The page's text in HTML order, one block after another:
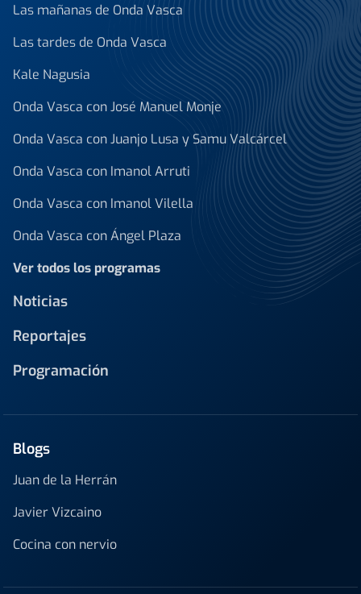
Las mañanas de Onda Vasca
Las tardes de Onda Vasca
Kale Nagusia
Onda Vasca con José Manuel Monje
Onda Vasca con Juanjo Lusa y Samu Valcárcel
Onda Vasca con Imanol Arruti
Onda Vasca con Imanol Vilella
Onda Vasca con Ángel Plaza
Ver todos los programas
Noticias
Reportajes
Programación
Blogs
Juan de la Herrán
Javier Vizcaino
Cocina con nervio